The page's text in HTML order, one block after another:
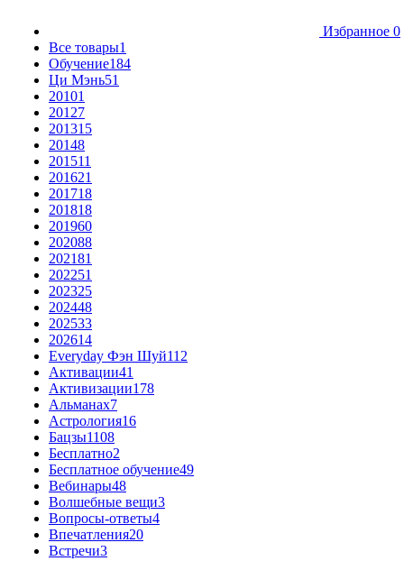
Избранное 0
Все товары1
Обучение184
Ци Мэнь51
20101
20127
201315
20148
201511
201621
201718
201818
201960
202088
202181
202251
202325
202448
202533
202614
Everyday Фэн Шуй112
Активации41
Активизации178
Альманах7
Астрология16
Бацзы1108
Бесплатно2
Бесплатное обучение49
Вебинары48
Волшебные вещи3
Вопросы-ответы4
Впечатления20
Встречи3